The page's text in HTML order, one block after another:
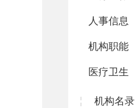
人事信息
机构职能
医疗卫生
机构名录